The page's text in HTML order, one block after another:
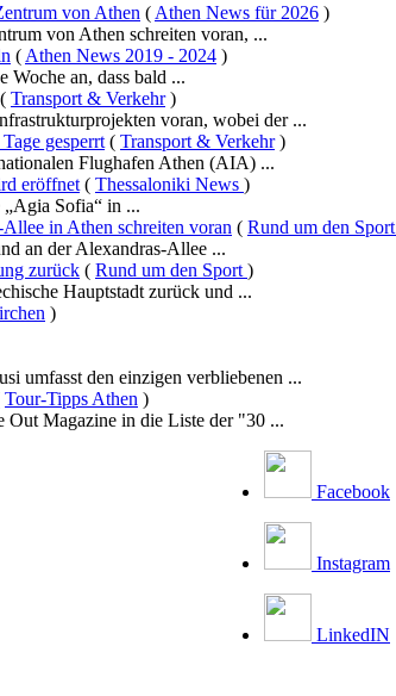
von Athen ( Athen News für 2026 )
von Athen schreiten voran, ...
( Athen News 2019 - 2024 )
Woche an, dass bald ...
( Transport & Verkehr)
voran, wobei der ...
gesperrt ( Transport & Verkehr)
Flughafen Athen (AIA) ...
eröffnet ( Thessaloniki News )
„Agia Sofia“ in ...
in Athen schreiten voran ( Rund um den Sport
an der Alexandras-Allee ...
zurück ( Rund um den Sport )
Hauptstadt zurück und ...
)
umfasst den einzigen verbliebenen ...
Tour-Tipps Athen )
Out Magazine in die Liste der "30 ...
Facebook
Instagram
LinkedIN